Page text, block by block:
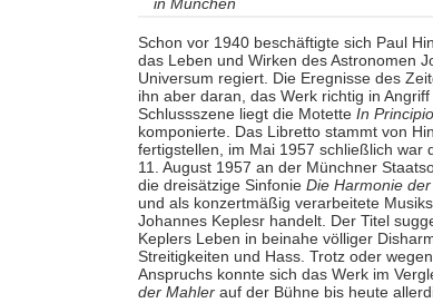
Schon vor 1940 beschäftigte sich Paul
das Leben und Wirken des Astronomen
Universum regiert. Die Eregnisse des
ihn aber daran, das Werk richtig in
Schlussszene liegt die Motette In
komponierte. Das Libretto stammt von
fertigstellen, im Mai 1957 schließlich war
11. August 1957 an der Münchner
die dreisätzige Sinfonie Die Harmonie
und als konzertmäßig verarbeitete
Johannes Keplesr handelt. Der Titel
Keplers Leben in beinahe völliger
Streitigkeiten und Hass. Trotz oder
Anspruchs konnte sich das Werk im
der Mahlerauf der Bühne bis heute